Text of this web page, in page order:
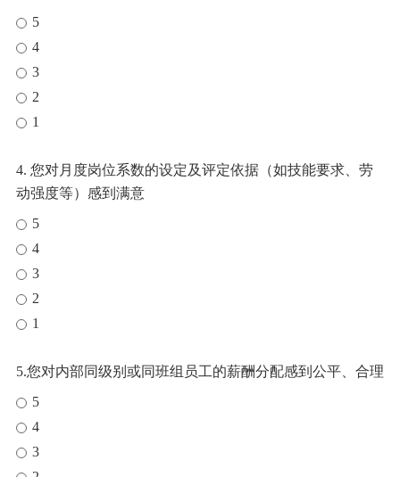
5
4
3
2
1
4. 您对月度岗位系数的设定及评定依据（如技能要求、劳
动强度等）感到满意
5
4
3
2
1
5.您对内部同级别或同班组员工的薪酬分配感到公平、合理
5
4
3